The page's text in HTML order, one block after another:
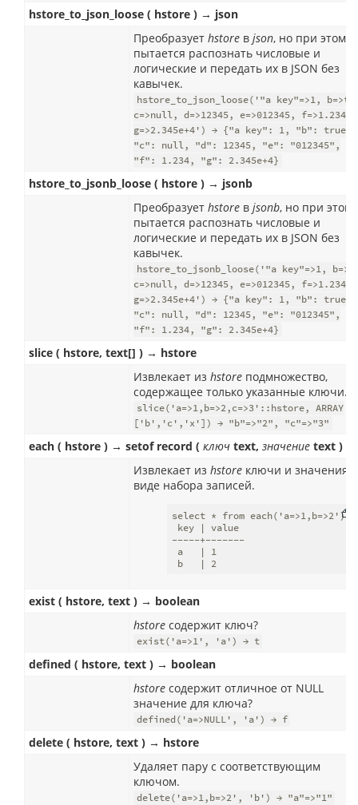
hstore_to_json_loose ( hstore ) → json
Преобразует hstore в json, но при этом
пытается распознать числовые и
логические и передать их в JSON без
кавычек.
hstore_to_json_loose('"a key"=>1, b=>t,
c=>null, d=>12345, e=>012345, f=>1.234,
g=>2.345e+4') → {"a key": 1, "b": true,
"c": null, "d": 12345, "e": "012345",
"f": 1.234, "g": 2.345e+4}
hstore_to_jsonb_loose ( hstore ) → jsonb
Преобразует hstore в jsonb, но при этом
пытается распознать числовые и
логические и передать их в JSON без
кавычек.
hstore_to_jsonb_loose('"a key"=>1,
c=>null, d=>12345, e=>012345, f=>1.234,
g=>2.345e+4') → {"a key": 1, "b": true,
"c": null, "d": 12345, "e": "012345",
"f": 1.234, "g": 2.345e+4}
slice ( hstore, text[] ) → hstore
Извлекает из hstore подмножество,
содержащее только указанные ключи.
slice('a=>1,b=>2,c=>3'::hstore, ARRAY
['b','c','x']) → "b"=>"2", "c"=>"3"
each ( hstore ) → setof record ( ключ text, значение text )
Извлекает из hstore ключи и значения в
виде набора записей.
select * from each('a=>1,b=>2') →
key | value
-----+-------
a   | 1
b   | 2
exist ( hstore, text ) → boolean
hstore содержит ключ?
exist('a=>1', 'a') → t
defined ( hstore, text ) → boolean
hstore содержит отличное от NULL
значение для ключа?
defined('a=>NULL', 'a') → f
delete ( hstore, text ) → hstore
Удаляет пару с соответствующим
ключом.
delete('a=>1,b=>2', 'b') → "a"=>"1"